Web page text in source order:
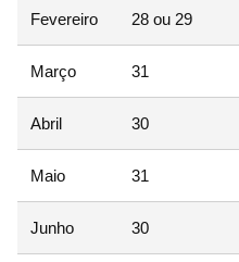
Fevereiro 28 ou 29
Março 31
Abril 30
Maio 31
Junho 30